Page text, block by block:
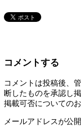
コメントする
コメントは投稿後、
断したものを承認し
掲載可否についての
メールアドレスが公